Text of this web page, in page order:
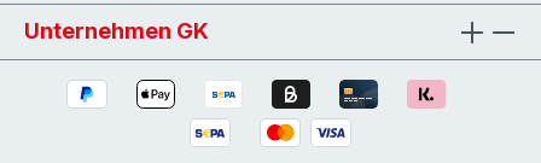
Unternehmen GK